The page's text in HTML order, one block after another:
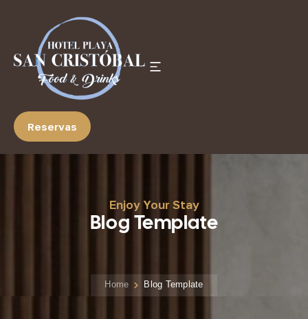
Reservas
Enjoy Your Stay
Blog Template
Home Blog Template